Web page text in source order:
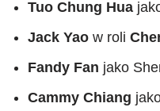
Tuo Chung Hua
Jack Yao w roli
Fandy Fan jako
Cammy Chiang